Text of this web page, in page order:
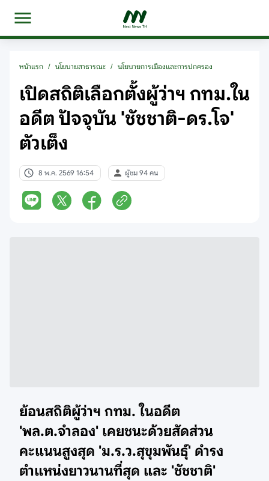
หน้าแรก / นโยบายสาธารณะ / นโยบายการเมืองและการปกครอง
เปิดสถิติเลือกตั้งผู้ว่าฯ กทม.ใน
อดีต ปัจจุบัน 'ชัชชาติ-ดร.โจ'
ตัวเต็ง
8 พ.ค. 2569 16:54 ผู้ชม 94 คน
ย้อนสถิติผู้ว่าฯ กทม. ในอดีต
'พล.ต.จำลอง' เคยชนะด้วยสัดส่วน
คะแนนสูงสุด 'ม.ร.ว.สุขุมพันธุ์' ดำรง
ตำแหน่งยาวนานที่สุด และ 'ชัชชาติ'